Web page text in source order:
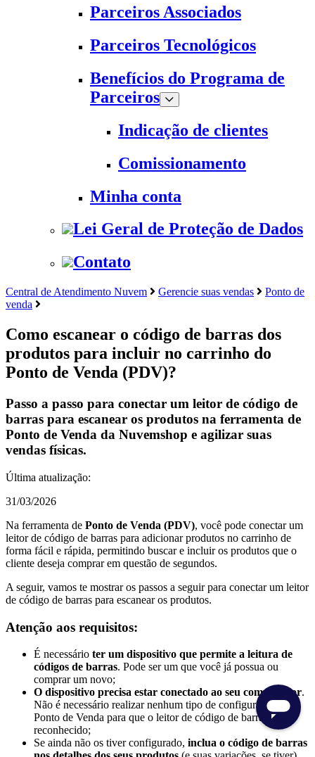
Parceiros Associados
Parceiros Tecnológicos
Benefícios do Programa de
Parceiros
Indicação de clientes
Comissionamento
Minha conta
Lei Geral de Proteção de Dados
Contato
Central de Atendimento Nuvem Gerencie suas vendas
Ponto de
venda
Como escanear o código de barras dos
produtos para incluir no carrinho do
Ponto de Venda (PDV)?
Passo a passo para conectar um leitor de código de
barras para escanear os produtos na ferramenta de
Ponto de Venda da Nuvemshop e agilizar suas
vendas físicas.
Última atualização:
31/03/2026
Na ferramenta de Ponto de Venda (PDV), você pode conectar um
leitor de código de barras para adicionar produtos no carrinho de
forma fácil e rápida, permitindo buscar e incluir os produtos que o
cliente deseja comprar em questão de segundos.
A seguir, vamos te mostrar os passos a seguir para conectar um leitor
de código de barras para escanear os produtos.
Atenção aos requisitos:
É necessário ter um dispositivo que permite a leitura de
códigos de barras. Pode ser um que você já possua ou
comprar um novo;
O dispositivo precisa estar conectado ao seu computador.
Não é necessário realizar nenhum tipo de configuração no
Ponto de Venda para que o leitor de código de barras seja
reconhecido;
Se ainda não os tiver configurado, inclua o código de barras